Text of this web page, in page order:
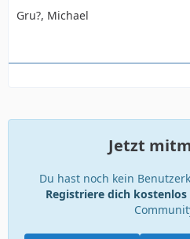
Gru?, Michael
Jetzt
Du hast noch kein
Registriere dich kostenlos